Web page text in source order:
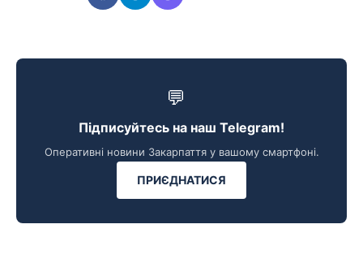
💬
Підписуйтесь на наш Telegram!
Оперативні новини Закарпаття у вашому смартфоні.
ПРИЄДНАТИСЯ